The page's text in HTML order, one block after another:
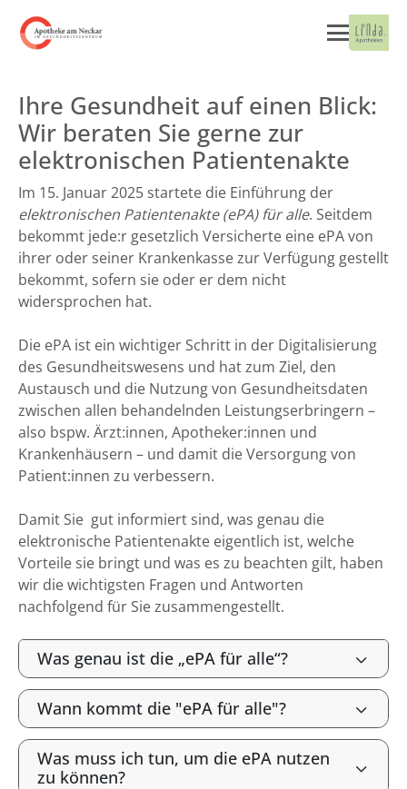
Ihre Gesundheit auf einen Blick:
Wir beraten Sie gerne zur
elektronischen Patientenakte
Im 15. Januar 2025 startete die Einführung der
elektronischen Patientenakte (ePA) für alle. Seitdem
bekommt jede:r gesetzlich Versicherte eine ePA von
ihrer oder seiner Krankenkasse zur Verfügung gestellt
bekommt, sofern sie oder er dem nicht
widersprochen hat.
Die ePA ist ein wichtiger Schritt in der Digitalisierung
des Gesundheitswesens und hat zum Ziel, den
Austausch und die Nutzung von Gesundheitsdaten
zwischen allen behandelnden Leistungserbringern –
also bspw. Ärzt:innen, Apotheker:innen und
Krankenhäusern – und damit die Versorgung von
Patient:innen zu verbessern.
Damit Sie gut informiert sind, was genau die
elektronische Patientenakte eigentlich ist, welche
Vorteile sie bringt und was es zu beachten gilt, haben
wir die wichtigsten Fragen und Antworten
nachfolgend für Sie zusammengestellt.
Was genau ist die „ePA für alle“?
Wann kommt die "ePA für alle"?
Was muss ich tun, um die ePA nutzen
zu können?